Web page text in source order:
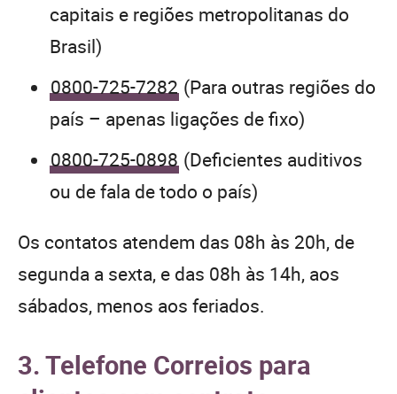
capitais e regiões metropolitanas do
Brasil)
0800-725-7282 (Para outras regiões do
país – apenas ligações de fixo)
0800-725-0898 (Deficientes auditivos
ou de fala de todo o país)
Os contatos atendem das 08h às 20h, de
segunda a sexta, e das 08h às 14h, aos
sábados, menos aos feriados.
3. Telefone Correios para